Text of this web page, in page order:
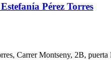
Pérez Torres
Carrer Montseny, 2B,